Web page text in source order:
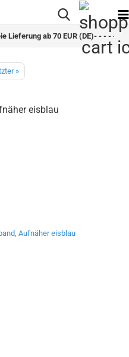
ab 70 EUR (DE)- - - - - - -
»
eisblau